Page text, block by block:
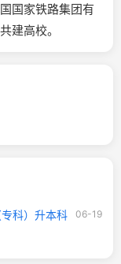
国家铁路集团有
建高校。
科）升本科
06-19